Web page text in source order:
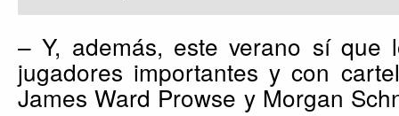
– Y, además, este verano sí que
jugadores importantes y con
James Ward Prowse y Morgan